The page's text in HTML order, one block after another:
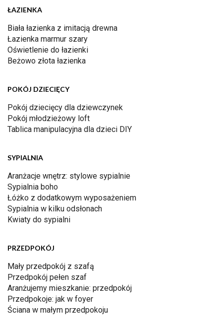
ŁAZIENKA
Biała łazienka z imitacją drewna
Łazienka marmur szary
Oświetlenie do łazienki
Beżowo złota łazienka
POKÓJ DZIECIĘCY
Pokój dziecięcy dla dziewczynek
Pokój młodzieżowy loft
Tablica manipulacyjna dla dzieci DIY
SYPIALNIA
Aranżacje wnętrz: stylowe sypialnie
Sypialnia boho
Łóżko z dodatkowym wyposażeniem
Sypialnia w kilku odsłonach
Kwiaty do sypialni
PRZEDPOKÓJ
Mały przedpokój z szafą
Przedpokój pełen szaf
Aranżujemy mieszkanie: przedpokój
Przedpokoje: jak w foyer
Ściana w małym przedpokoju